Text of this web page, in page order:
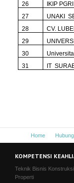
26
IKIP
27
UNAKI
28
CV.
29
30
31
IT
Home
KOMPETENSI
Teknik Bisnis
Properti